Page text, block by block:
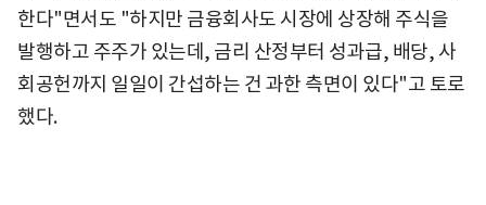
한다"면서도 "하지만 금융회사도 시장에 상장해 주식을
발행하고 주주가 있는데, 금리 산정부터 성과급, 배당, 사
회공헌까지 일일이 간섭하는 건 과한 측면이 있다"고 토로
했다.